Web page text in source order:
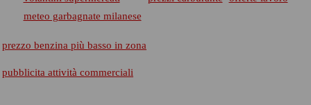
meteo garbagnate milanese
prezzo benzina più basso in zona
pubblicita attività commerciali